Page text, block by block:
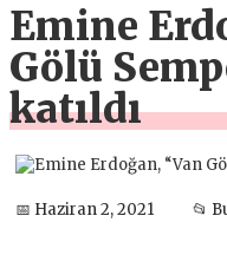
Emine
Gölü
katıldı
📅 Haziran 2, 2021 📂